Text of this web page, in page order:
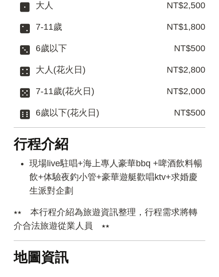
大人 NT$2,500
7-11歲 NT$1,800
6歲以下 NT$500
大人(花火日) NT$2,800
7-11歲(花火日) NT$2,000
6歲以下(花火日) NT$500
行程介紹
現場live駐唱+海上專人豪華bbq +啤酒飲料暢
飲+体驗夜釣小管+豪華遊艇歡唱ktv+求婚慶
生派對企劃
⭑⭑ 本行程介紹為旅遊資訊整理，行程需求將轉
介合法旅遊從業人員 ⭑⭑
地圖資訊